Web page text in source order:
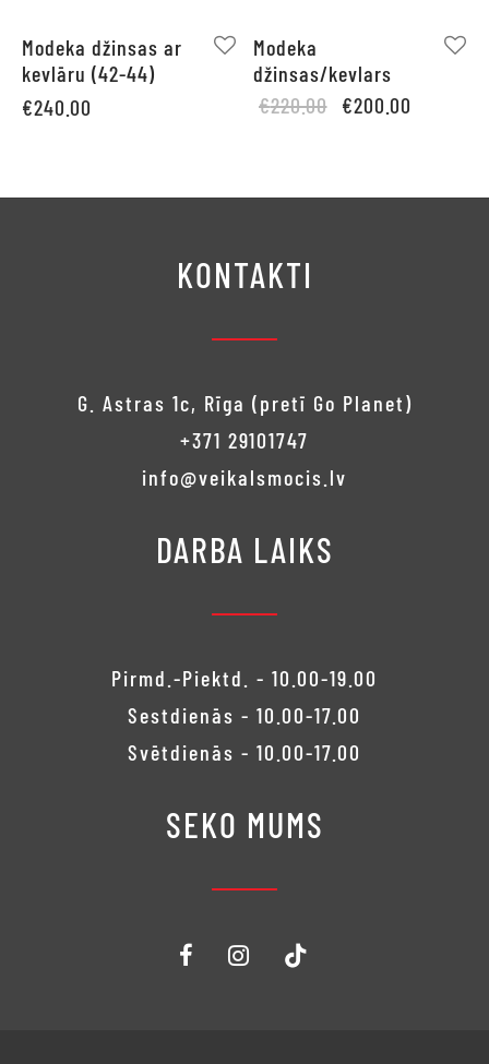
Modeka džinsas ar
kevlāru (42-44)
€240.00
Modeka
džinsas/kevlars
€220.00
Original
€200.00
KONTAKTI
G. Astras 1c, Rīga (pretī Go Planet)
+371 29101747
info@veikalsmocis.lv
DARBA LAIKS
Pirmd.-Piektd. - 10.00-19.00
Sestdienās - 10.00-17.00
Svētdienās - 10.00-17.00
SEKO MUMS